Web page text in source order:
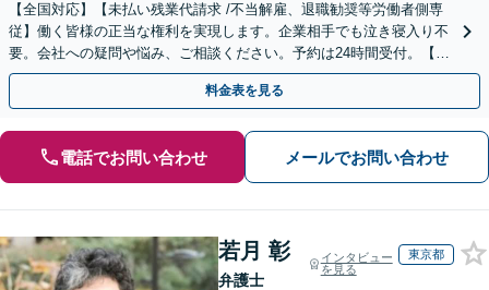
【全国対応】【未払い残業代請求 /不当解雇、退職勧奨等労働者側専
従】働く皆様の正当な権利を実現します。企業相手でも泣き寝入り不
要。会社への疑問や悩み、ご相談ください。予約は24時間受付。【初
回面談無料】【夜間・休日対応可】
料金表を見る
電話でお問い合わせ メールでお問い合わせ
若月 彰
弁護士
インタビュー
を見る
東京都